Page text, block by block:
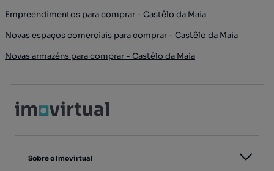
Empreendimentos para comprar - Castêlo da Maia
Novas espaços comerciais para comprar - Castêlo da Maia
Novas armazéns para comprar - Castêlo da Maia
Sobre o Imovirtual